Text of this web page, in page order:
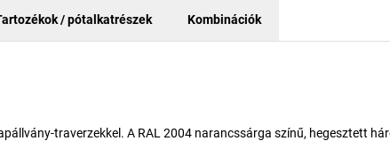
/ pótalkatrészek Kombinációk
traverzekkel. A RAL 2004 narancssárga színű, hegesztett